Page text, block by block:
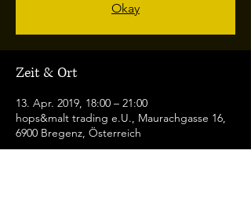
Okay
Zeit & Ort
13. Apr. 2019, 18:00 – 21:00
hops&malt trading e.U., Maurachgasse 16,
6900 Bregenz, Österreich